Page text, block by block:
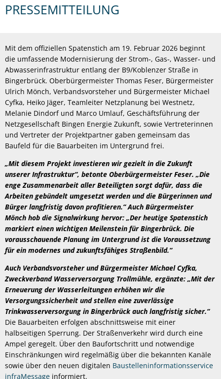
PRESSEMITTEILUNG
Mit dem offiziellen Spatenstich am 19. Februar 2026 beginnt
die umfassende Modernisierung der Strom‑, Gas‑, Wasser‑ und
Abwasserinfrastruktur entlang der B9/Koblenzer Straße in
Bingerbrück. Oberbürgermeister Thomas Feser, Bürgermeister
Ulrich Mönch, Verbandsvorsteher und Bürgermeister Michael
Cyfka, Heiko Jäger, Teamleiter Netzplanung bei Westnetz,
Melanie Dindorf und Marco Umlauf, Geschäftsführung der
Netzgesellschaft Bingen Energie Zukunft, sowie Vertreterinnen
und Vertreter der Projektpartner gaben gemeinsam das
Baufeld für die Bauarbeiten im Untergrund frei.
„Mit diesem Projekt investieren wir gezielt in die Zukunft
unserer Infrastruktur“, betonte Oberbürgermeister Feser. „Die
enge Zusammenarbeit aller Beteiligten sorgt dafür, dass die
Arbeiten gebündelt umgesetzt werden und die Bürgerinnen und
Bürger langfristig davon profitieren.“ Auch Bürgermeister
Mönch hob die Signalwirkung hervor: „Der heutige Spatenstich
markiert einen wichtigen Meilenstein für Bingerbrück. Die
vorausschauende Planung im Untergrund ist die Voraussetzung
für ein modernes und zukunftsfähiges Straßenbild.“
Auch Verbandsvorsteher und Bürgermeister Michael Cyfka,
Zweckverband Wasserversorgung Trollmühle, ergänzte: „Mit der
Erneuerung der Wasserleitungen erhöhen wir die
Versorgungssicherheit und stellen eine zuverlässige
Trinkwasserversorgung in Bingerbrück auch langfristig sicher.“
Die Bauarbeiten erfolgen abschnittsweise mit einer
halbseitigen Sperrung. Der Straßenverkehr wird durch eine
Ampel geregelt. Über den Baufortschritt und notwendige
Einschränkungen wird regelmäßig über die bekannten Kanäle
sowie über den neuen digitalen Baustelleninformationsservice
infraMessage informiert.